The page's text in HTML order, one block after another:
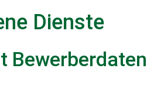
Dienste
Bewerberdaten